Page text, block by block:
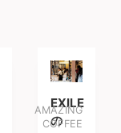
EXILE
の
AMAZING
COFFEE